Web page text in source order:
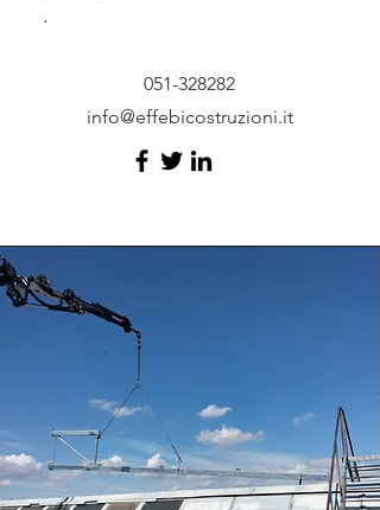
.
051-328282
info@effebicostruzioni.it